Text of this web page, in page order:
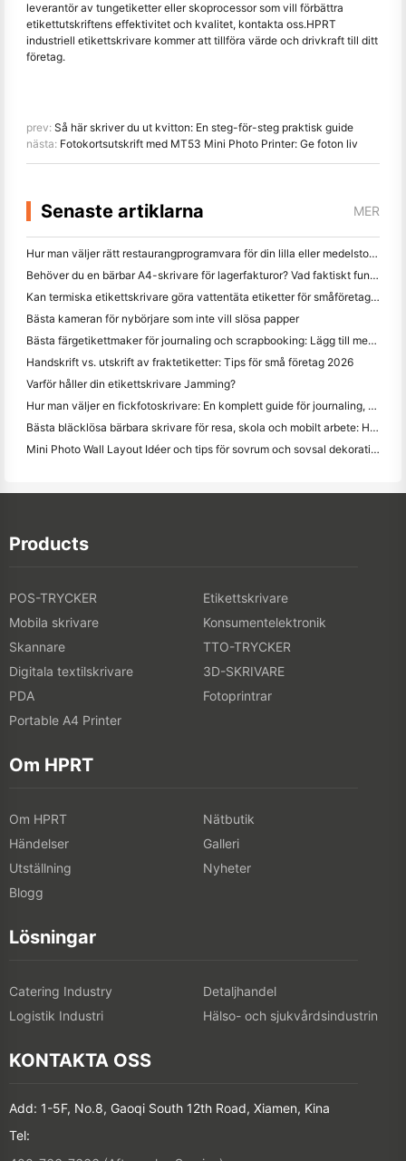
leverantör av tungetiketter eller skoprocessor som vill förbättra
etikettutskriftens effektivitet och kvalitet, kontakta oss.HPRT
industriell etikettskrivare kommer att tillföra värde och drivkraft till ditt
företag.
prev: Så här skriver du ut kvitton: En steg-för-steg praktisk guide
nästa: Fotokortsutskrift med MT53 Mini Photo Printer: Ge foton liv
Senaste artiklarna MER
Hur man väljer rätt restaurangprogramvara för din lilla eller medelstora restaurang
Behöver du en bärbar A4-skrivare för lagerfakturor? Vad faktiskt fungerar
Kan termiska etikettskrivare göra vattentäta etiketter för småföretagsprodukter?
Bästa kameran för nybörjare som inte vill slösa papper
Bästa färgetikettmaker för journaling och scrapbooking: Lägg till mer färg på varje sida
Handskrift vs. utskrift av fraktetiketter: Tips för små företag 2026
Varför håller din etikettskrivare Jamming?
Hur man väljer en fickfotoskrivare: En komplett guide för journaling, resor och iPhone-användare
Bästa bläcklösa bärbara skrivare för resa, skola och mobilt arbete: Hanin MT620 Pro Review
Mini Photo Wall Layout Idéer och tips för sovrum och sovsal dekoration
Products
POS-TRYCKER
Etikettskrivare
Mobila skrivare
Konsumentelektronik
Skannare
TTO-TRYCKER
Digitala textilskrivare
3D-SKRIVARE
PDA
Fotoprintrar
Portable A4 Printer
Om HPRT
Om HPRT
Nätbutik
Händelser
Galleri
Utställning
Nyheter
Blogg
Lösningar
Catering Industry
Detaljhandel
Logistik Industri
Hälso- och sjukvårdsindustrin
KONTAKTA OSS
Add: 1-5F, No.8, Gaoqi South 12th Road, Xiamen, Kina
Tel: